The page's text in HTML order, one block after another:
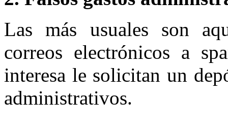
Las más usuales son
correos electrónicos a
interesa le solicitan un
administrativos.